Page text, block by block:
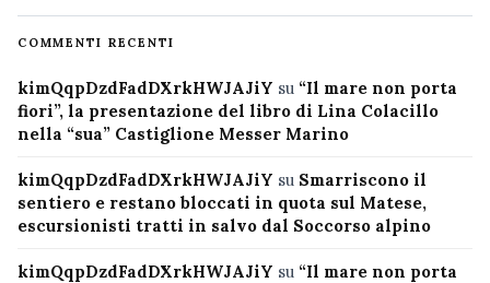
COMMENTI RECENTI
kimQqpDzdFadDXrkHWJAJiY su “Il mare non porta
fiori”, la presentazione del libro di Lina Colacillo
nella “sua” Castiglione Messer Marino
kimQqpDzdFadDXrkHWJAJiY su Smarriscono il
sentiero e restano bloccati in quota sul Matese,
escursionisti tratti in salvo dal Soccorso alpino
kimQqpDzdFadDXrkHWJAJiY su “Il mare non porta